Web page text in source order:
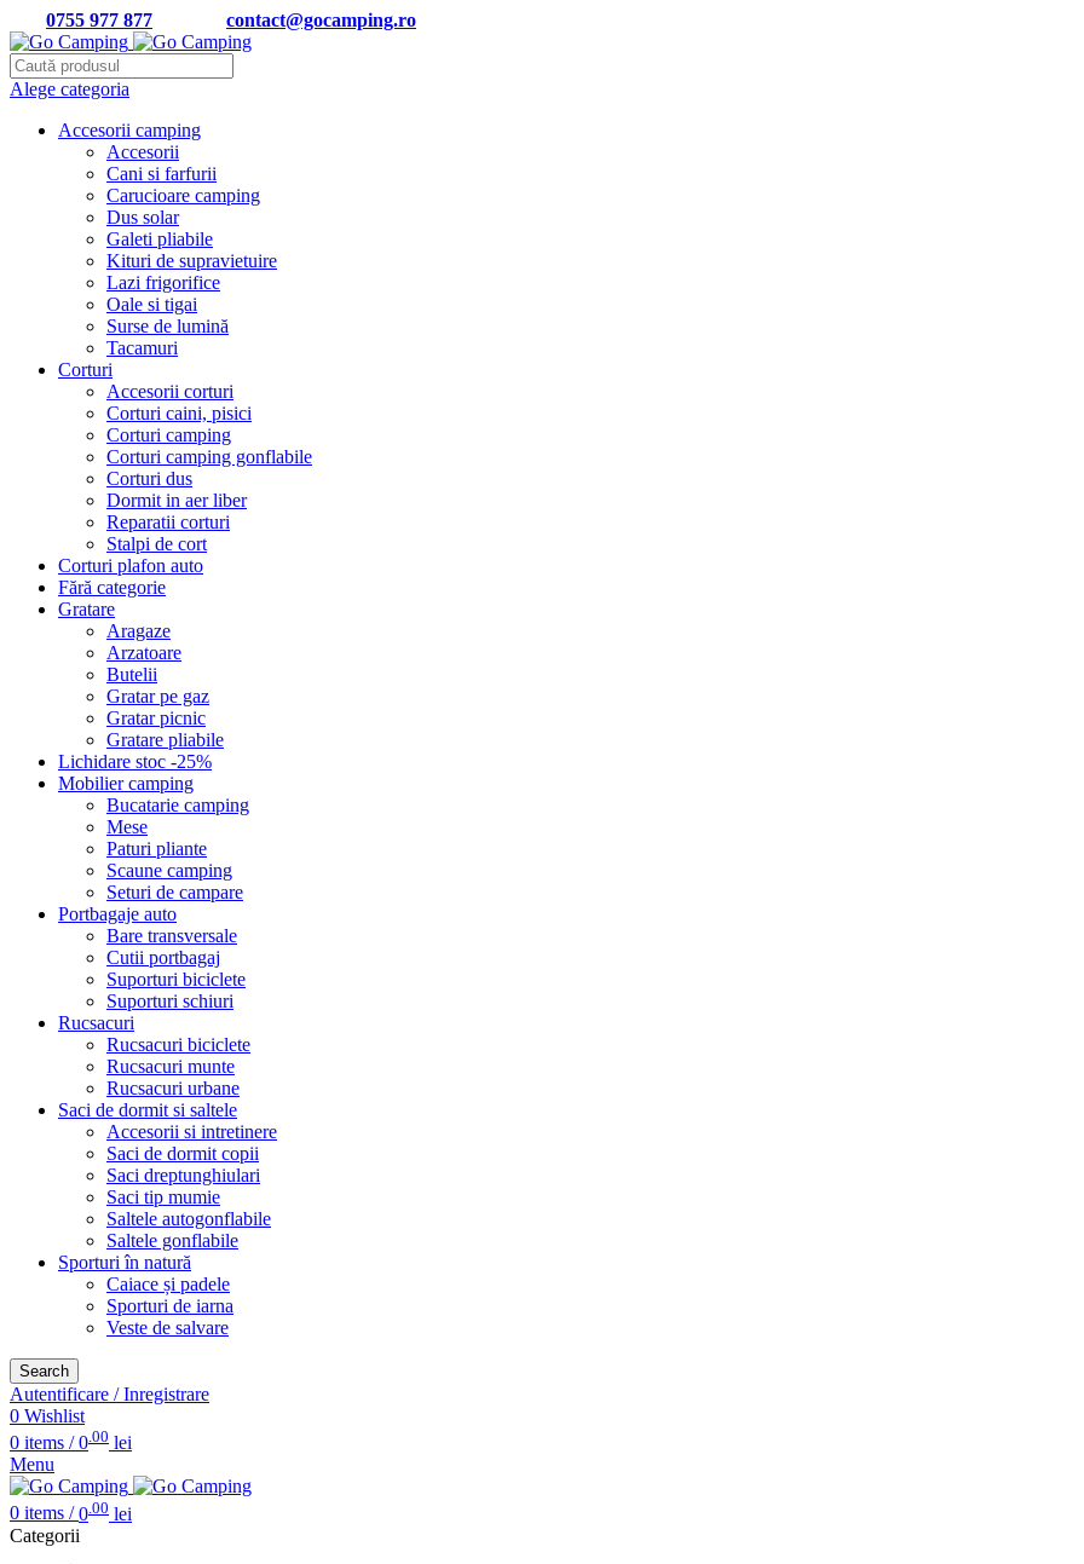
0755 977 877 contact@gocamping.ro
Alege categoria
Accesorii camping
Accesorii
Cani si farfurii
Carucioare camping
Dus solar
Galeti pliabile
Kituri de supravietuire
Lazi frigorifice
Oale si tigai
Surse de lumină
Tacamuri
Corturi
Accesorii corturi
Corturi caini, pisici
Corturi camping
Corturi camping gonflabile
Corturi dus
Dormit in aer liber
Reparatii corturi
Stalpi de cort
Corturi plafon auto
Fără categorie
Gratare
Aragaze
Arzatoare
Butelii
Gratar pe gaz
Gratar picnic
Gratare pliabile
Lichidare stoc -25%
Mobilier camping
Bucatarie camping
Mese
Paturi pliante
Scaune camping
Seturi de campare
Portbagaje auto
Bare transversale
Cutii portbagaj
Suporturi biciclete
Suporturi schiuri
Rucsacuri
Rucsacuri biciclete
Rucsacuri munte
Rucsacuri urbane
Saci de dormit si saltele
Accesorii si intretinere
Saci de dormit copii
Saci dreptunghiulari
Saci tip mumie
Saltele autogonflabile
Saltele gonflabile
Sporturi în natură
Caiace și padele
Sporturi de iarna
Veste de salvare
Search
Autentificare / Inregistrare
0 Wishlist
0 items / 0.00 lei
Menu
0 items / 0 .00 lei
Categorii